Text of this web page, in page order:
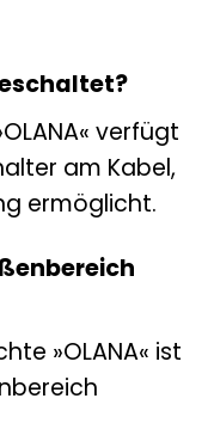
verfügt
am Kabel,
ermöglicht.
»OLANA« ist